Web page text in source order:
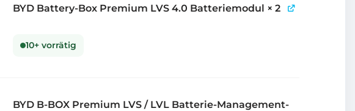
BYD Battery-Box Premium LVS 4.0 Batteriemodul × 2
10+ vorrätig
BYD B-BOX Premium LVS / LVL Batterie-Management-